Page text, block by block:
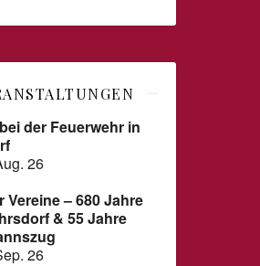
der Feuerwehr in
26
Vereine – 680 Jahre
& 55 Jahre
26